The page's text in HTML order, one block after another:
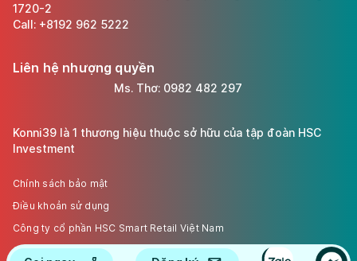
1720-2
Call: +8192 962 5222
Liên hệ nhượng quyền
Ms. Thơ: 0982 482 297
Konni39 là 1 thương hiệu thuộc sở hữu của tập đoàn HSC
Investment
Chính sách bảo mật
Điều khoản sử dụng
Công ty cổ phần HSC Smart Retail Việt Nam
Giấy phép kinh doanh 0107712401 cấp ngày 20/01/2017.